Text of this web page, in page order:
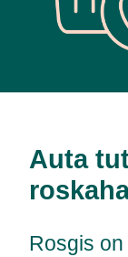
Auta
Rosgis